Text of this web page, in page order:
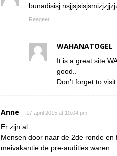
bunadisisj
Reageer
WAHANATOGEL
It is a great site
good..
Don’t forget to
Anne 17 april 2015 at 10:04 pm
Er zijn al
Mensen door naar de 2de ronde
meivakantie de pre-audities waren